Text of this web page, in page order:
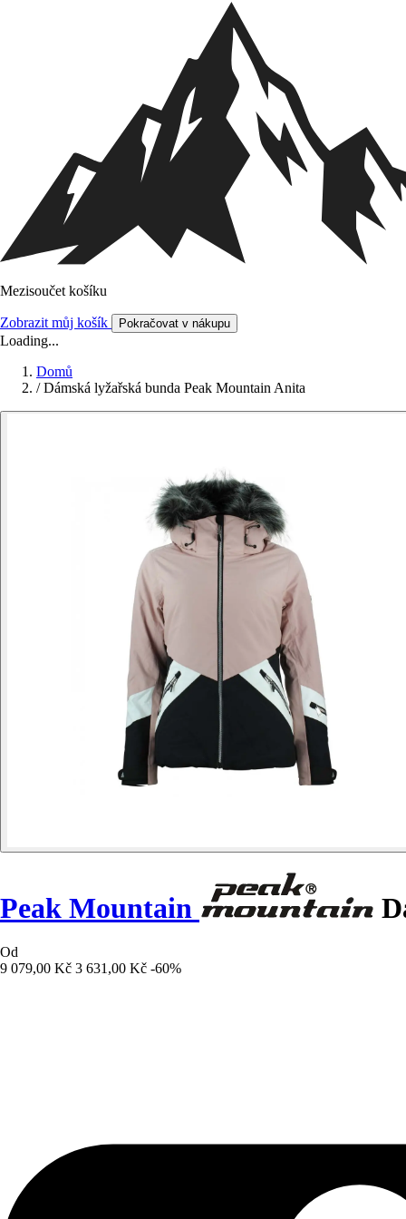
Mezisoučet košíku
Zobrazit můj košík Pokračovat v nákupu
Loading...
Domů
/ Dámská lyžařská bunda Peak Mountain Anita
Peak Mountain
Od
9 079,00 Kč 3 631,00 Kč -60%